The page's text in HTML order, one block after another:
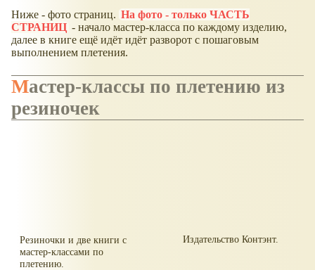
Ниже - фото страниц. На фото - только ЧАСТЬ
СТРАНИЦ - начало мастер-класса по каждому изделию,
далее в книге ещё идёт идёт разворот с пошаговым
выполнением плетения.
Мастер-классы по плетению из
резиночек
Резиночки и две книги с
мастер-классами по
плетению.
Издательство Контэнт.